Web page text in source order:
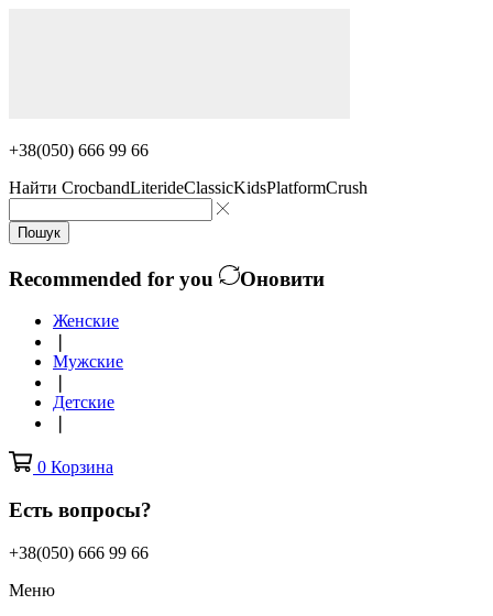
+38(050) 666 99 66
Найти CrocbandLiterideClassicKidsPlatformCrush
Пошук
Recommended for you Оновити
Женские
Мужские
Детские
0 Корзина
Есть вопросы?
+38(050) 666 99 66
Меню